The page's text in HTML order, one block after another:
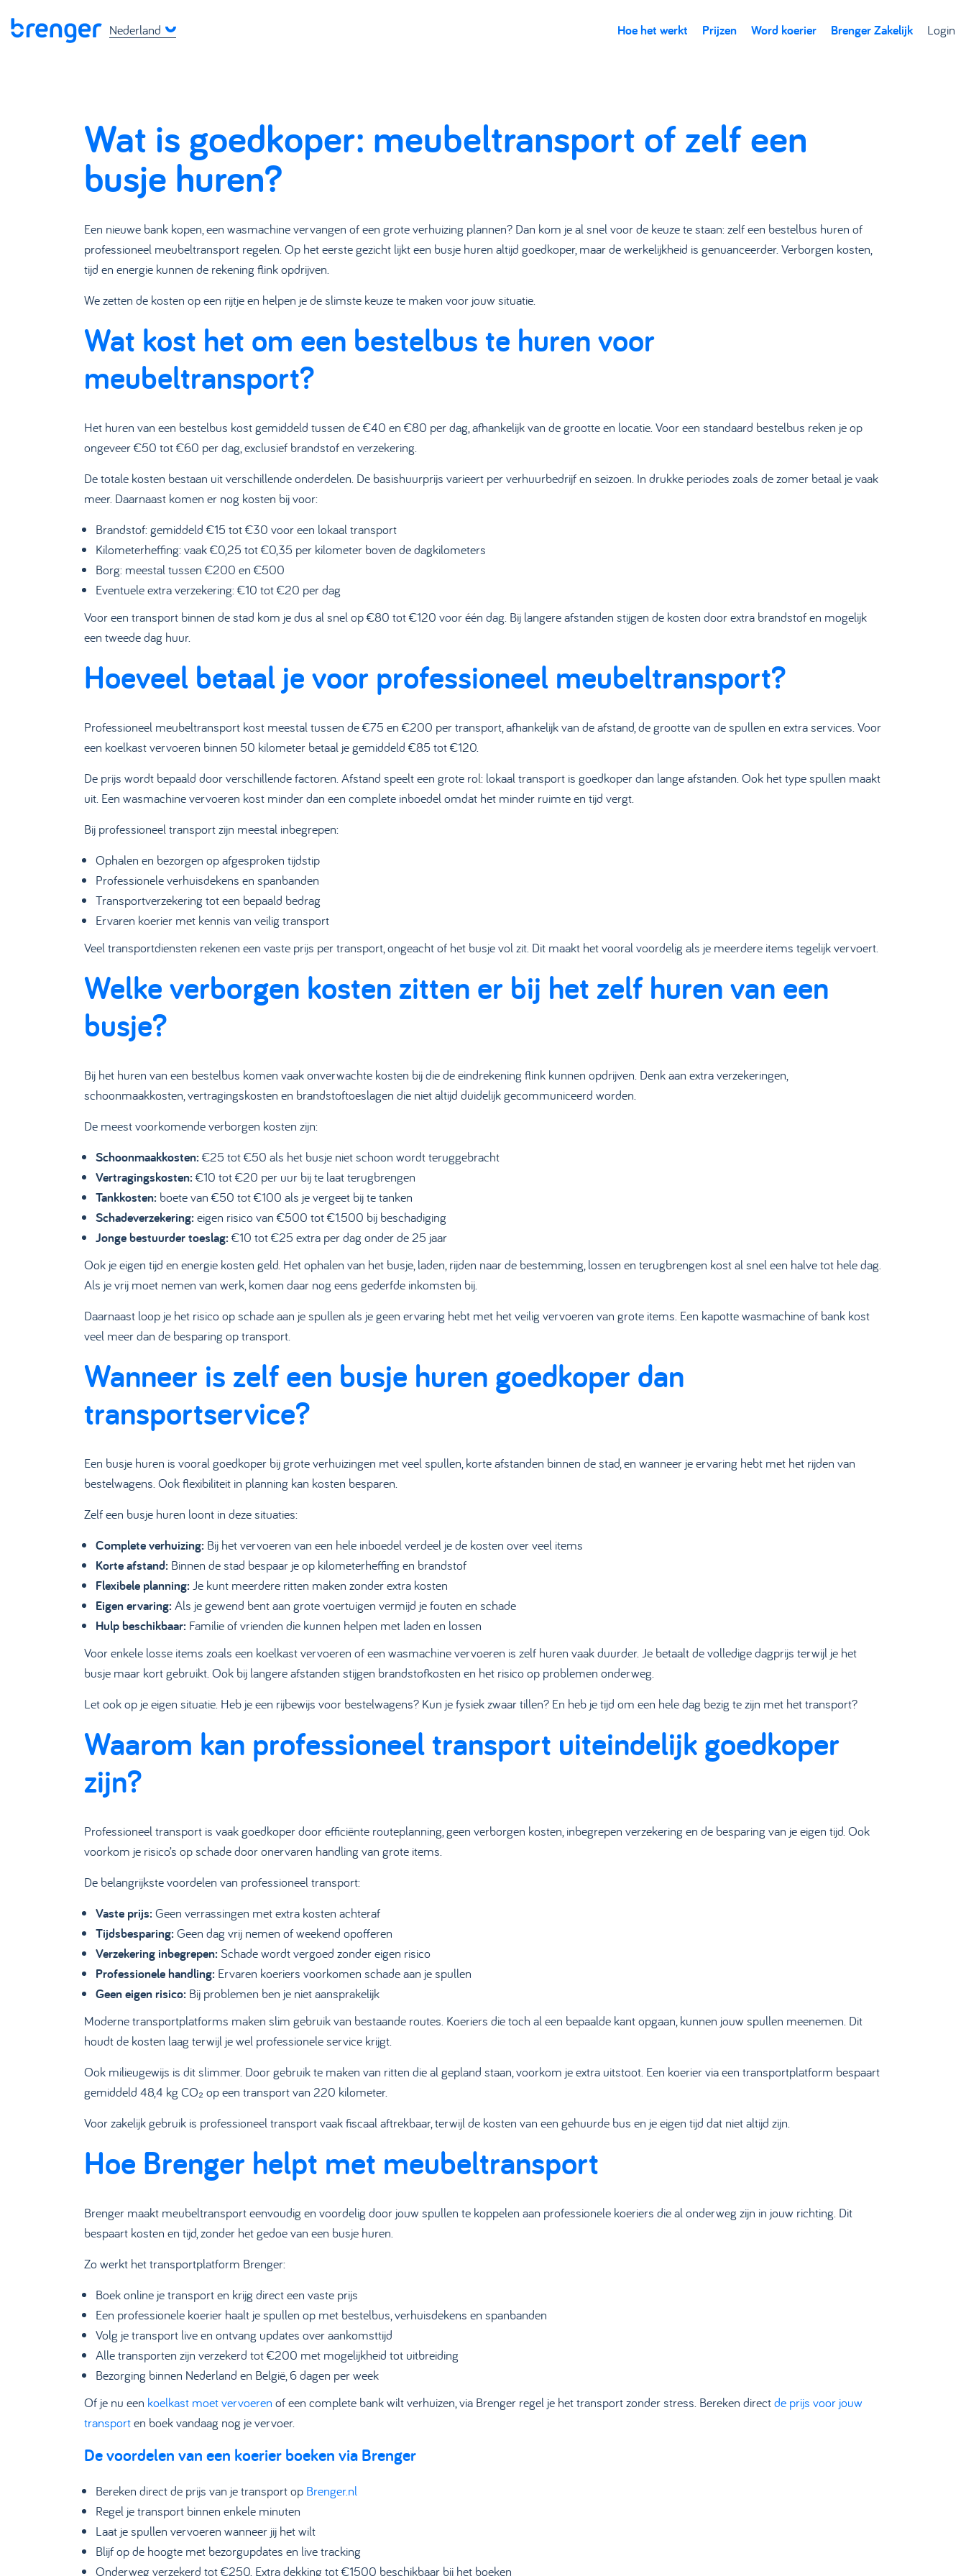
Nederland Hoe het werkt Prijzen Word koerier Brenger Zakelijk Login
Wat is goedkoper: meubeltransport of zelf een
busje huren?
Een nieuwe bank kopen, een wasmachine vervangen of een grote verhuizing plannen? Dan kom je al snel voor de keuze te staan: zelf een bestelbus huren of
professioneel meubeltransport regelen. Op het eerste gezicht lijkt een busje huren altijd goedkoper, maar de werkelijkheid is genuanceerder. Verborgen kosten,
tijd en energie kunnen de rekening flink opdrijven.
We zetten de kosten op een rijtje en helpen je de slimste keuze te maken voor jouw situatie.
Wat kost het om een bestelbus te huren voor
meubeltransport?
Het huren van een bestelbus kost gemiddeld tussen de €40 en €80 per dag, afhankelijk van de grootte en locatie. Voor een standaard bestelbus reken je op
ongeveer €50 tot €60 per dag, exclusief brandstof en verzekering.
De totale kosten bestaan uit verschillende onderdelen. De basishuurprijs varieert per verhuurbedrijf en seizoen. In drukke periodes zoals de zomer betaal je vaak
meer. Daarnaast komen er nog kosten bij voor:
Brandstof: gemiddeld €15 tot €30 voor een lokaal transport
Kilometerheffing: vaak €0,25 tot €0,35 per kilometer boven de dagkilometers
Borg: meestal tussen €200 en €500
Eventuele extra verzekering: €10 tot €20 per dag
Voor een transport binnen de stad kom je dus al snel op €80 tot €120 voor één dag. Bij langere afstanden stijgen de kosten door extra brandstof en mogelijk
een tweede dag huur.
Hoeveel betaal je voor professioneel meubeltransport?
Professioneel meubeltransport kost meestal tussen de €75 en €200 per transport, afhankelijk van de afstand, de grootte van de spullen en extra services. Voor
een koelkast vervoeren binnen 50 kilometer betaal je gemiddeld €85 tot €120.
De prijs wordt bepaald door verschillende factoren. Afstand speelt een grote rol: lokaal transport is goedkoper dan lange afstanden. Ook het type spullen maakt
uit. Een wasmachine vervoeren kost minder dan een complete inboedel omdat het minder ruimte en tijd vergt.
Bij professioneel transport zijn meestal inbegrepen:
Ophalen en bezorgen op afgesproken tijdstip
Professionele verhuisdekens en spanbanden
Transportverzekering tot een bepaald bedrag
Ervaren koerier met kennis van veilig transport
Veel transportdiensten rekenen een vaste prijs per transport, ongeacht of het busje vol zit. Dit maakt het vooral voordelig als je meerdere items tegelijk vervoert.
Welke verborgen kosten zitten er bij het zelf huren van een
busje?
Bij het huren van een bestelbus komen vaak onverwachte kosten bij die de eindrekening flink kunnen opdrijven. Denk aan extra verzekeringen,
schoonmaakkosten, vertragingskosten en brandstoftoeslagen die niet altijd duidelijk gecommuniceerd worden.
De meest voorkomende verborgen kosten zijn:
Schoonmaakkosten: €25 tot €50 als het busje niet schoon wordt teruggebracht
Vertragingskosten: €10 tot €20 per uur bij te laat terugbrengen
Tankkosten: boete van €50 tot €100 als je vergeet bij te tanken
Schadeverzekering: eigen risico van €500 tot €1.500 bij beschadiging
Jonge bestuurder toeslag: €10 tot €25 extra per dag onder de 25 jaar
Ook je eigen tijd en energie kosten geld. Het ophalen van het busje, laden, rijden naar de bestemming, lossen en terugbrengen kost al snel een halve tot hele dag.
Als je vrij moet nemen van werk, komen daar nog eens gederfde inkomsten bij.
Daarnaast loop je het risico op schade aan je spullen als je geen ervaring hebt met het veilig vervoeren van grote items. Een kapotte wasmachine of bank kost
veel meer dan de besparing op transport.
Wanneer is zelf een busje huren goedkoper dan
transportservice?
Een busje huren is vooral goedkoper bij grote verhuizingen met veel spullen, korte afstanden binnen de stad, en wanneer je ervaring hebt met het rijden van
bestelwagens. Ook flexibiliteit in planning kan kosten besparen.
Zelf een busje huren loont in deze situaties:
Complete verhuizing: Bij het vervoeren van een hele inboedel verdeel je de kosten over veel items
Korte afstand: Binnen de stad bespaar je op kilometerheffing en brandstof
Flexibele planning: Je kunt meerdere ritten maken zonder extra kosten
Eigen ervaring: Als je gewend bent aan grote voertuigen vermijd je fouten en schade
Hulp beschikbaar: Familie of vrienden die kunnen helpen met laden en lossen
Voor enkele losse items zoals een koelkast vervoeren of een wasmachine vervoeren is zelf huren vaak duurder. Je betaalt de volledige dagprijs terwijl je het
busje maar kort gebruikt. Ook bij langere afstanden stijgen brandstofkosten en het risico op problemen onderweg.
Let ook op je eigen situatie. Heb je een rijbewijs voor bestelwagens? Kun je fysiek zwaar tillen? En heb je tijd om een hele dag bezig te zijn met het transport?
Waarom kan professioneel transport uiteindelijk goedkoper
zijn?
Professioneel transport is vaak goedkoper door efficiënte routeplanning, geen verborgen kosten, inbegrepen verzekering en de besparing van je eigen tijd. Ook
voorkom je risico’s op schade door onervaren handling van grote items.
De belangrijkste voordelen van professioneel transport:
Vaste prijs: Geen verrassingen met extra kosten achteraf
Tijdsbesparing: Geen dag vrij nemen of weekend opofferen
Verzekering inbegrepen: Schade wordt vergoed zonder eigen risico
Professionele handling: Ervaren koeriers voorkomen schade aan je spullen
Geen eigen risico: Bij problemen ben je niet aansprakelijk
Moderne transportplatforms maken slim gebruik van bestaande routes. Koeriers die toch al een bepaalde kant opgaan, kunnen jouw spullen meenemen. Dit
houdt de kosten laag terwijl je wel professionele service krijgt.
Ook milieugewijs is dit slimmer. Door gebruik te maken van ritten die al gepland staan, voorkom je extra uitstoot. Een koerier via een transportplatform bespaart
gemiddeld 48,4 kg CO₂ op een transport van 220 kilometer.
Voor zakelijk gebruik is professioneel transport vaak fiscaal aftrekbaar, terwijl de kosten van een gehuurde bus en je eigen tijd dat niet altijd zijn.
Hoe Brenger helpt met meubeltransport
Brenger maakt meubeltransport eenvoudig en voordelig door jouw spullen te koppelen aan professionele koeriers die al onderweg zijn in jouw richting. Dit
bespaart kosten en tijd, zonder het gedoe van een busje huren.
Zo werkt het transportplatform Brenger:
Boek online je transport en krijg direct een vaste prijs
Een professionele koerier haalt je spullen op met bestelbus, verhuisdekens en spanbanden
Volg je transport live en ontvang updates over aankomsttijd
Alle transporten zijn verzekerd tot €200 met mogelijkheid tot uitbreiding
Bezorging binnen Nederland en België, 6 dagen per week
Of je nu een koelkast moet vervoeren of een complete bank wilt verhuizen, via Brenger regel je het transport zonder stress. Bereken directde prijs voor jouw
transporten boek vandaag nog je vervoer.
De voordelen van een koerier boeken via Brenger
Bereken direct de prijs van je transport op Brenger.nl
Regel je transport binnen enkele minuten
Laat je spullen vervoeren wanneer jij het wilt
Blijf op de hoogte met bezorgupdates en live tracking
Onderweg verzekerd tot €250. Extra dekking tot €1500 beschikbaar bij het boeken